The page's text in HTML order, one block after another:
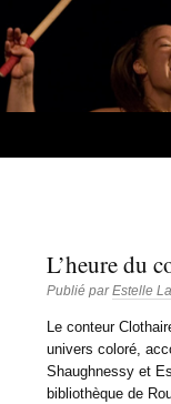
MUSIQUES ET RYTHMES
L’heure du
Publié parEstelle
Le conteur
univers coloré,
Shaughnessy et
bibliothèque de